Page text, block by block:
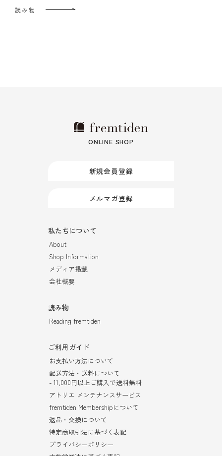
読み物
ONLINE SHOP
新規会員登録
メルマガ登録
私たちについて
About
Shop Information
メディア掲載
会社概要
読み物
Reading fremtiden
ご利用ガイド
お支払い方法について
配送方法・送料について
- 11,000円以上ご購入で送料無料
アトリエ メンテナンスサービス
fremtiden Membershipについて
返品・交換について
特定商取引法に基づく表記
プライバシーポリシー